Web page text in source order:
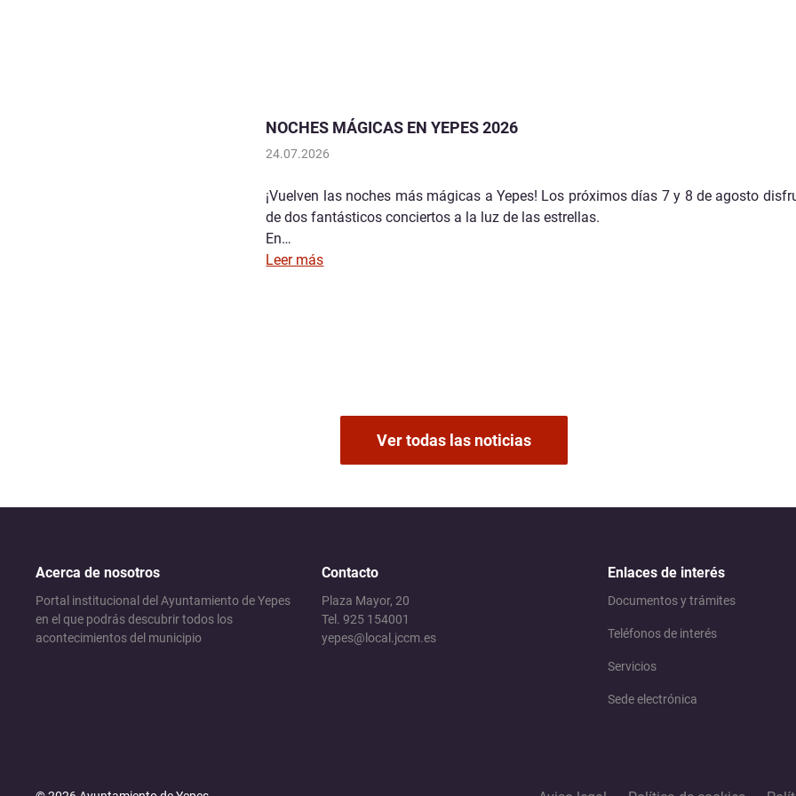
NOCHES MÁGICAS EN YEPES 2026
24.07.2026
¡Vuelven las noches más mágicas a Yepes! Los próximos días 7 y 8 de agosto
de dos fantásticos conciertos a la luz de las estrellas.
En…
Leer más
Ver todas las noticias
Acerca de nosotros
Portal institucional del Ayuntamiento de Yepes
en el que podrás descubrir todos los
acontecimientos del municipio
Contacto
Plaza Mayor, 20
Tel. 925 154001
yepes@local.jccm.es
Enlaces de interés
Documentos y trámites
Teléfonos de interés
Servicios
Sede electrónica